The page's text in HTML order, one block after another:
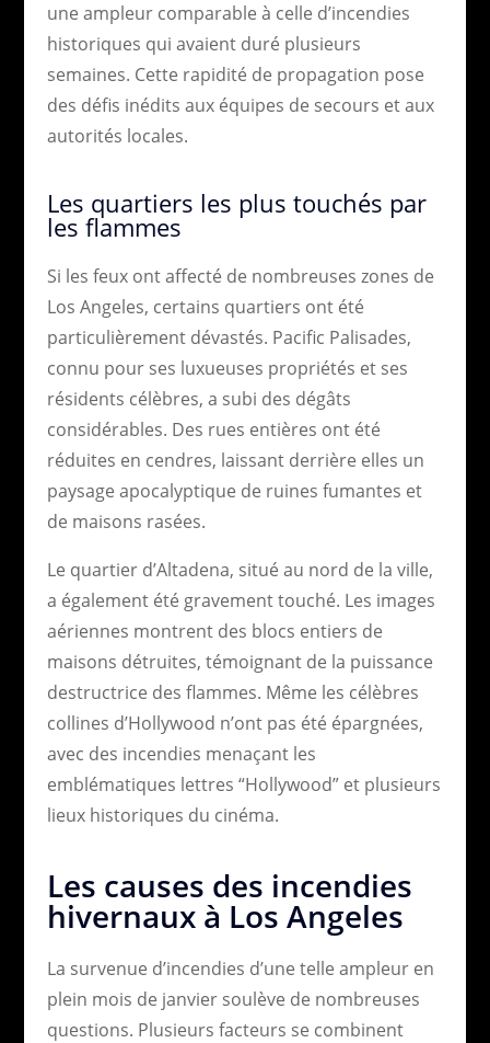
une ampleur comparable à celle d’incendies
historiques qui avaient duré plusieurs
semaines. Cette rapidité de propagation pose
des défis inédits aux équipes de secours et aux
autorités locales.
Les quartiers les plus touchés par
les flammes
Si les feux ont affecté de nombreuses zones de
Los Angeles, certains quartiers ont été
particulièrement dévastés. Pacific Palisades,
connu pour ses luxueuses propriétés et ses
résidents célèbres, a subi des dégâts
considérables. Des rues entières ont été
réduites en cendres, laissant derrière elles un
paysage apocalyptique de ruines fumantes et
de maisons rasées.
Le quartier d’Altadena, situé au nord de la ville,
a également été gravement touché. Les images
aériennes montrent des blocs entiers de
maisons détruites, témoignant de la puissance
destructrice des flammes. Même les célèbres
collines d’Hollywood n’ont pas été épargnées,
avec des incendies menaçant les
emblématiques lettres “Hollywood” et plusieurs
lieux historiques du cinéma.
Les causes des incendies
hivernaux à Los Angeles
La survenue d’incendies d’une telle ampleur en
plein mois de janvier soulève de nombreuses
questions. Plusieurs facteurs se combinent